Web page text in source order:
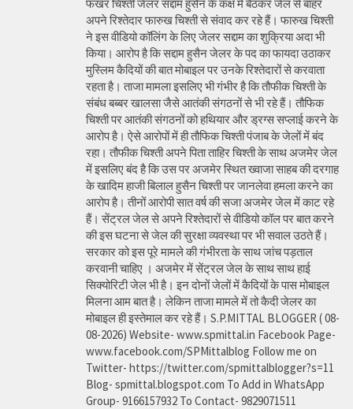
फखर चिश्ती जेलर सद्दाम हुसैन के कक्ष में बैठकर जेल से बाहर
अपने रिश्तेदार फारुख चिश्ती से संवाद कर रहे हैं। फारुख चिश्ती
ने इस वीडियो कॉलिंग के लिए जेलर सद्दाम का शुक्रिया अदा भी
किया। आरोप है कि सद्दाम हुसैन जेलर के पद का फायदा उठाकर
मुस्लिम कैदियों की बात मोबाइल पर उनके रिश्तेदारों से करवाता
रहता है। ताजा मामला इसलिए भी गंभीर है कि तौफीक चिश्ती के
संबंध बब्बर खालसा जैसे आतंकी संगठनों से भी रहे हैं। तौफिक
चिश्ती पर आतंकी संगठनों को हथियार और ड्रग्स सप्लाई करने के
आरोप है। ऐसे आरोपों में ही तौफिक चिश्ती पंजाब के जेलों में बंद
रहा। तौफीक चिश्ती अपने पिता ताहिर चिश्ती के साथ अजमेर जेल
में इसलिए बंद है कि उस पर अजमेर स्थित ख्वाजा साहब की दरगाह
के खादिम हाजी बिलाल हुसैन चिश्ती पर जानलेवा हमला करने का
आरोप है। तीनों आरोपी सात वर्ष की सजा अजमेर जेल में काट रहे
हैं। सेंट्रल जेल से अपने रिश्तेदारों से वीडियो कॉल पर बात करने
की इस घटना से जेल की सुरक्षा व्यवस्था पर भी सवाल उठते हैं।
सरकार को इस पूरे मामले की गंभीरता के साथ जांच पड़ताल
करवानी चाहिए । अजमेर में सेंट्रल जेल के साथ साथ हाई
सिक्योरिटी जेल भी है। इन दोनों जेलों में कैदियों के पास मोबाइल
मिलना आम बात है। लेकिन ताजा मामले में तो कैदी जेलर का
मोबाइल ही इस्तेमाल कर रहे हैं। S.P.MITTAL BLOGGER ( 08-
08-2026) Website- www.spmittal.in Facebook Page-
www.facebook.com/SPMittalblog Follow me on
Twitter- https://twitter.com/spmittalblogger?s=11
Blog- spmittal.blogspot.com To Add in WhatsApp
Group- 9166157932 To Contact- 9829071511